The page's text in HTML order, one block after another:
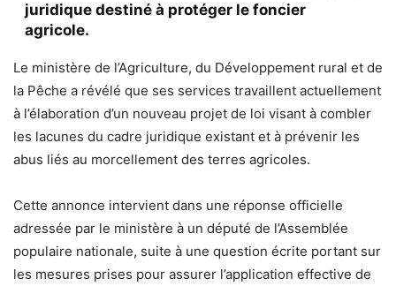
juridique destiné à protéger le foncier
agricole.
Le ministère de l’Agriculture, du Développement rural et de
la Pêche a révélé que ses services travaillent actuellement
à l’élaboration d’un nouveau projet de loi visant à combler
les lacunes du cadre juridique existant et à prévenir les
abus liés au morcellement des terres agricoles.
Cette annonce intervient dans une réponse officielle
adressée par le ministère à un député de l’Assemblée
populaire nationale, suite à une question écrite portant sur
les mesures prises pour assurer l’application effective de